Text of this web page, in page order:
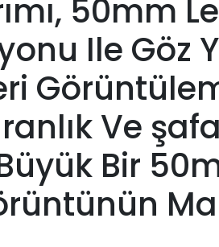
50mm
Ile Göz
Ve
Bir